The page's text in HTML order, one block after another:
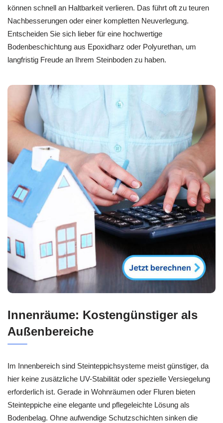
können schnell an Haltbarkeit verlieren. Das führt oft zu teuren
Nachbesserungen oder einer kompletten Neuverlegung.
Entscheiden Sie sich lieber für eine hochwertige
Bodenbeschichtung aus Epoxidharz oder Polyurethan, um
langfristig Freude an Ihrem Steinboden zu haben.
Innenräume: Kostengünstiger als
Außenbereiche
Im Innenbereich sind Steinteppichsysteme meist günstiger, da
hier keine zusätzliche UV-Stabilität oder spezielle Versiegelung
erforderlich ist. Gerade in Wohnräumen oder Fluren bieten
Steinteppiche eine elegante und pflegeleichte Lösung als
Bodenbelag. Ohne aufwendige Schutzschichten sinken die